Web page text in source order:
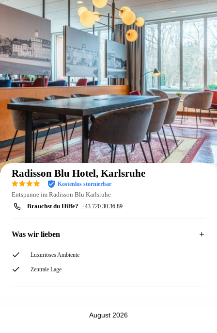
Auf der Karte anzeigen
Radisson Blu Hotel, Karlsruhe
Kostenlos stornierbar
Entspanne im Radisson Blu Karlsruhe
Brauchst du Hilfe? +43 720 30 36 89
Was wir lieben
Luxuriöses Ambiente
Zentrale Lage
August 2026